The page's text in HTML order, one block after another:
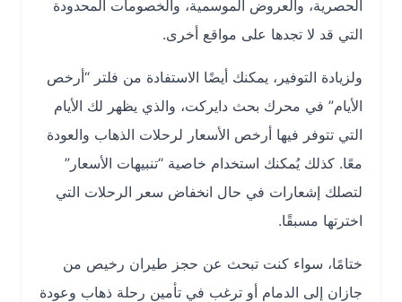
الحصرية، والعروض الموسمية، والخصومات المحدودة
التي قد لا تجدها على مواقع أخرى.
ولزيادة التوفير، يمكنك أيضًا الاستفادة من فلتر “أرخص
الأيام” في محرك بحث دايركت، والذي يظهر لك الأيام
التي تتوفر فيها أرخص الأسعار لرحلات الذهاب والعودة
معًا. كذلك يُمكنك استخدام خاصية “تنبيهات الأسعار”
لتصلك إشعارات في حال انخفاض سعر الرحلات التي
اخترتها مسبقًا.
ختامًا، سواء كنت تبحث عنحجز طيران رخيص من
جازان إلى الدمام أو ترغب في تأمين رحلة ذهاب وعودة